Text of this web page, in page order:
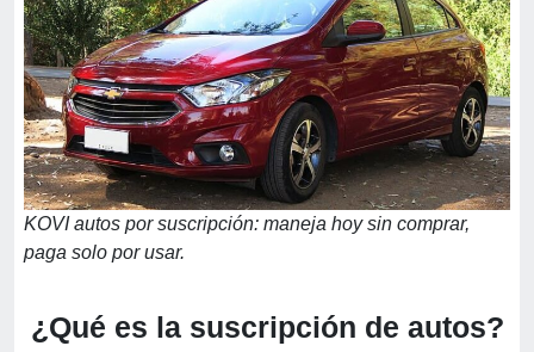
KOVI autos por suscripción: maneja hoy sin comprar,
paga solo por usar.
¿Qué es la suscripción de autos?